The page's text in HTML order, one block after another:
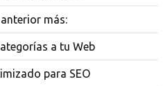
más:
a tu Web
para SEO